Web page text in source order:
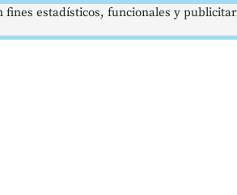
estadísticos, funcionales y